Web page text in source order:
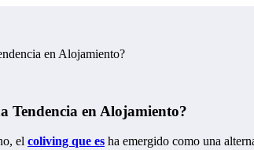
en Alojamiento?
Tendencia en Alojamiento?
el coliving que es ha emergido como una